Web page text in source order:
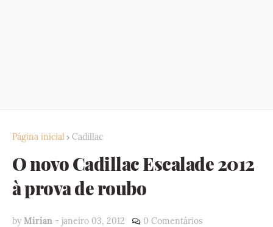
Página inicial Cadillac
O novo Cadillac Escalade 2012
à prova de roubo
by Mirian - janeiro 03, 2012 0 Comentários